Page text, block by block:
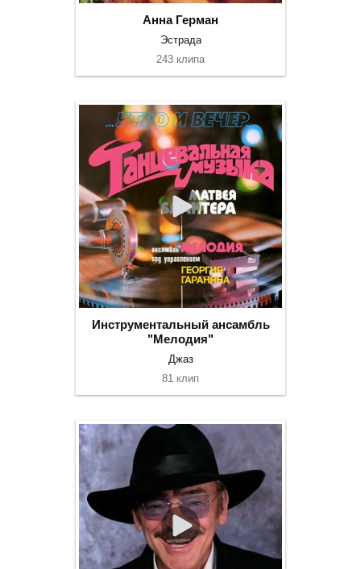
Анна Герман
Эстрада
243 клипа
Инструментальный ансамбль
"Мелодия"
Джаз
81 клип